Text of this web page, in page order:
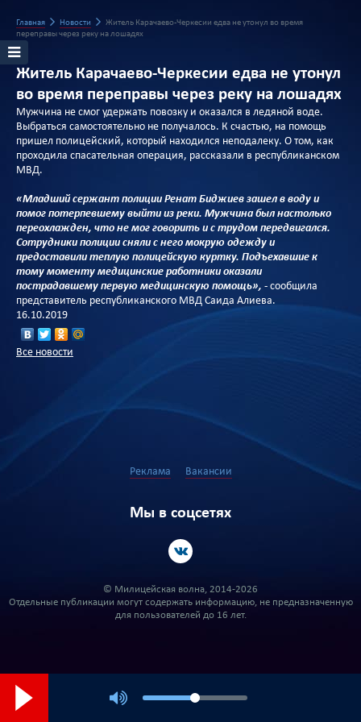
Главная Новости
Житель Карачаево-Черкесии едва не утонул во время
переправы через реку на лошадях
Житель Карачаево-Черкесии едва не утонул
во время переправы через реку на лошадях
Мужчина не смог удержать повозку и оказался в ледяной воде.
Выбраться самостоятельно не получалось. К счастью, на помощь
пришел полицейский, который находился неподалеку. О том, как
проходила спасательная операция, рассказали в республиканском
МВД.
«Младший сержант полиции Ренат Биджиев зашел в воду и
помог потерпевшему выйти из реки. Мужчина был настолько
переохлажден, что не мог говорить и с трудом передвигался.
Сотрудники полиции сняли с него мокрую одежду и
предоставили теплую полицейскую куртку. Подъехавшие к
тому моменту медицинские работники оказали
пострадавшему первую медицинскую помощь», - сообщила
представитель республиканского МВД Саида Алиева.
16.10.2019
Все новости
Реклама Вакансии
Мы в соцсетях
© Милицейская волна, 2014-2026
Отдельные публикации могут содержать информацию, не предназначенную
для пользователей до 16 лет.